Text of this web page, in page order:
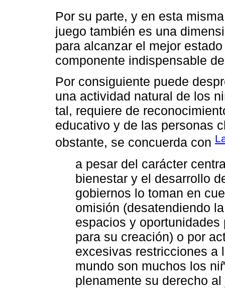
Por su parte, y en esta
juego también es una
para alcanzar el mejor
componente indispensable
Por consiguiente puede
una actividad natural de los
tal, requiere de
educativo y de las personas
obstante, se concuerda con
a pesar del carácter
bienestar y el desarrollo
gobiernos lo toman en
omisión (desatendiendo
espacios y
para su creación) o por
excesivas restricciones a
mundo son muchos los
plenamente su derecho